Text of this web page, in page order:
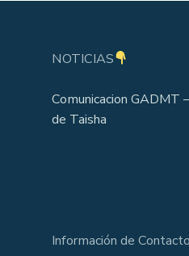
NOTICIAS
Comunicacion GADMT
de Taisha
Información de Contacto